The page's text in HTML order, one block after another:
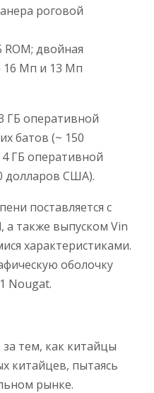
роговой
двойная
16 Мп и 13 Мп
ГБ оперативной
батов (~ 150
ГБ оперативной
долларов США).
поставляется с
а также выпуском Vin
характеристиками.
оболочку
Nougat.
тем, как китайцы
китайцев, пытаясь
рынке.